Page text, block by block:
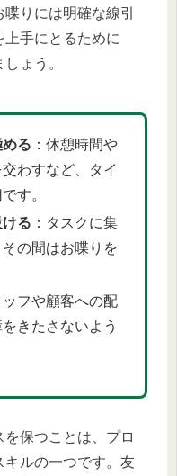
りには明確な線引
手にとるために
ょう。
る ：休憩時間や
わすなど、タイ
す。
る ：タスクに集
の間はお喋りを
フや顧客への配
きたさないよう
保つことは、プロ
キルの一つです。友